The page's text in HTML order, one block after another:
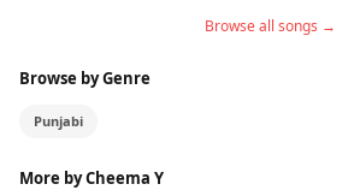
Browse all songs →
Browse by Genre
Punjabi
More by Cheema Y